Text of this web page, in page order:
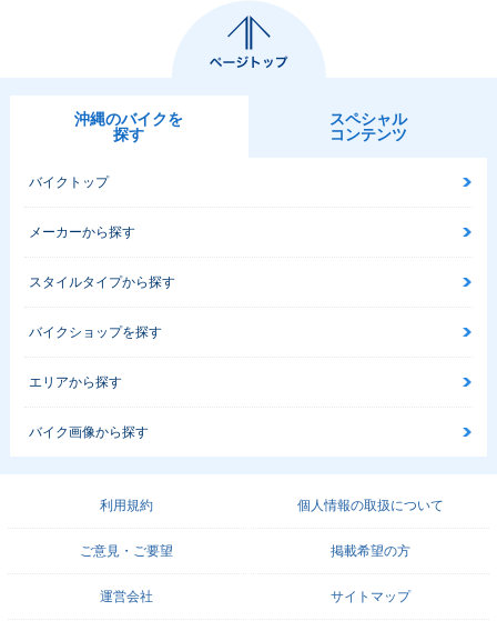
沖縄のバイクを
探す
スペシャル
コンテンツ
バイクトップ
メーカーから探す
スタイルタイプから探す
バイクショップを探す
エリアから探す
バイク画像から探す
利用規約 個人情報の取扱について
ご意見・ご要望 掲載希望の方
運営会社 サイトマップ